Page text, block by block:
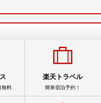
無料
楽天トラベル
簡単宿泊予約！